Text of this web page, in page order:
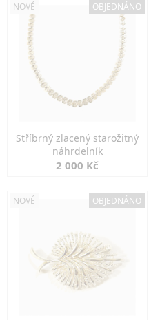
NOVÉ OBJEDNÁNO
Stříbrný zlacený starožitný
náhrdelník
2 000 Kč
NOVÉ OBJEDNÁNO